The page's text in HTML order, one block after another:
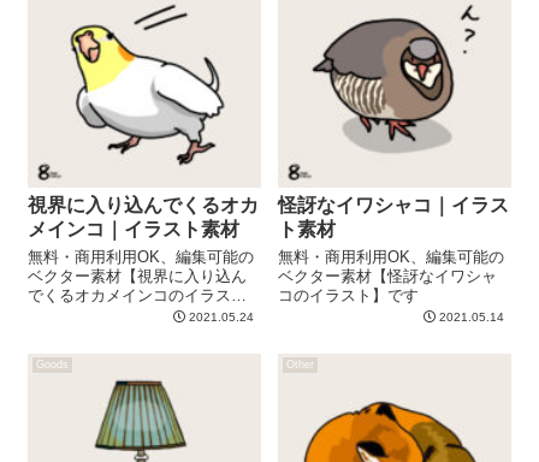
視界に入り込んでくるオカ
メインコ｜イラスト素材
無料・商用利用OK、編集可能の
ベクター素材【視界に入り込ん
でくるオカメインコのイラス
2021.05.24
怪訝なイワシャコ｜イラス
ト素材
無料・商用利用OK、編集可能の
ベクター素材【怪訝なイワシャ
コのイラスト】です
2021.05.14
Goods Other